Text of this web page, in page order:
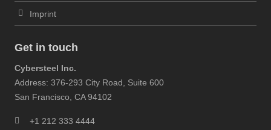
Imprint
Get in touch
Cybersteel Inc.
Address: 376-293 City Road, Suite 600
San Francisco, CA 94102
+1 212 333 4444